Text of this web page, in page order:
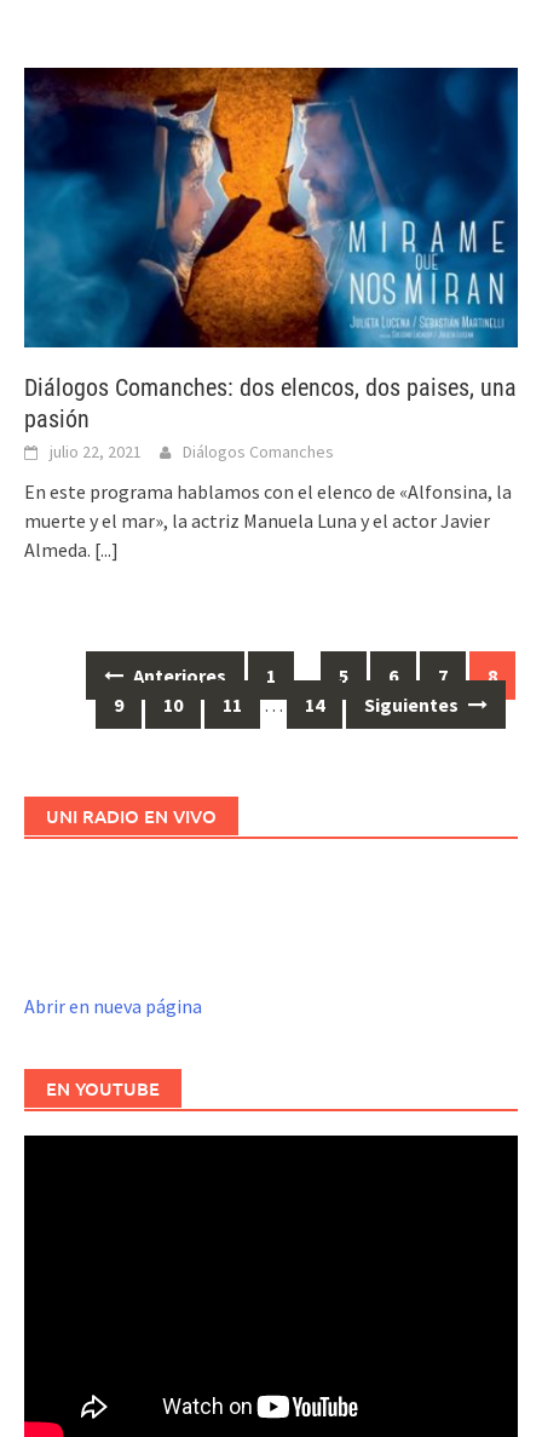
Diálogos Comanches: dos elencos, dos paises, una
pasión
julio 22, 2021 Diálogos Comanches
En este programa hablamos con el elenco de «Alfonsina, la
muerte y el mar», la actriz Manuela Luna y el actor Javier
Almeda. [...]
Anteriores 1 … 5 6 7
8
9
10 11 … 14 Siguientes
UNI RADIO EN VIVO
Abrir en nueva página
EN YOUTUBE